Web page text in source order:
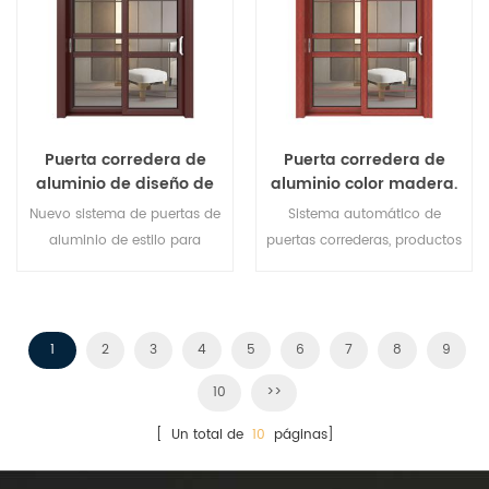
diferentes necesidades
arquitectónicas.
Puerta corredera de
aluminio de diseño de
lujo.
Nuevo sistema de puertas de
aluminio de estilo para
Puerta corredera de
aluminio color madera.
Sistema automático de
puertas correderas, productos
1 2 3 4 5 6 7 8 9
10 >>
[ Un total de 10 páginas]